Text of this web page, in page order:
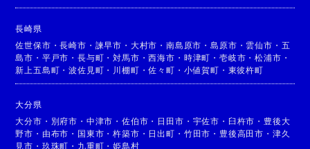
長崎県
佐世保市 ・長崎市 ・ 諫早市 ・ 大村市 ・南島原市 ・島原市 ・ 雲仙市 ・ 五
島市 ・ 平戸市 ・長与町 ・対馬市 ・西海市 ・ 時津町 ・ 壱岐市 ・松浦市 ・
新上五島町 ・波佐見町 ・ 川棚町 ・佐々町 ・ 小値賀町 ・ 東彼杵町
大分県
大分市 ・ 別府市 ・ 中津市 ・佐伯市 ・ 日田市 ・ 宇佐市 ・ 臼杵市 ・ 豊後大
野市 ・ 由布市 ・ 国東市 ・杵築市 ・ 日出町 ・ 竹田市 ・ 豊後高田市 ・ 津久
見市 ・ 玖珠町 ・ 九重町 ・姫島村